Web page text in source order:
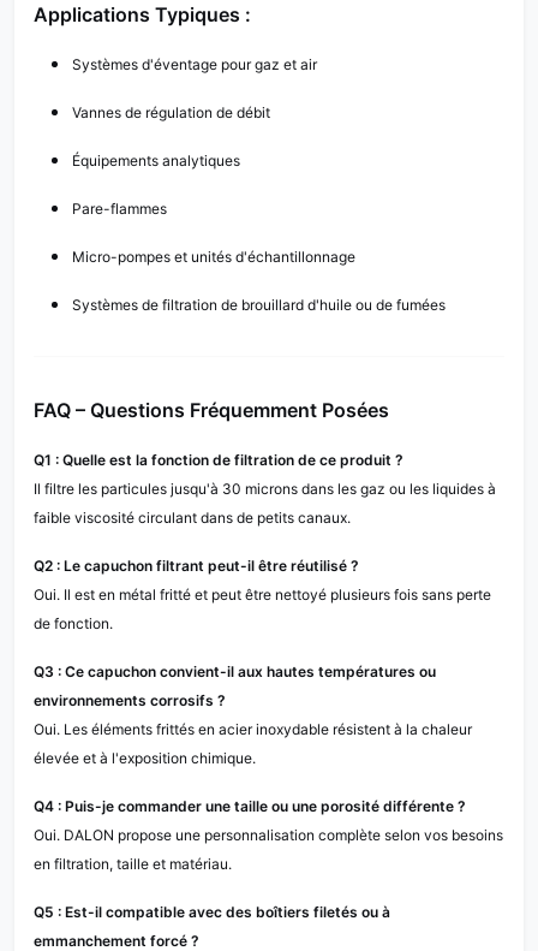
Applications Typiques :
Systèmes d'éventage pour gaz et air
Vannes de régulation de débit
Équipements analytiques
Pare-flammes
Micro-pompes et unités d'échantillonnage
Systèmes de filtration de brouillard d'huile ou de fumées
FAQ – Questions Fréquemment Posées
Q1 : Quelle est la fonction de filtration de ce produit ?
Il filtre les particules jusqu'à 30 microns dans les gaz ou les liquides à
faible viscosité circulant dans de petits canaux.
Q2 : Le capuchon filtrant peut-il être réutilisé ?
Oui. Il est en métal fritté et peut être nettoyé plusieurs fois sans perte
de fonction.
Q3 : Ce capuchon convient-il aux hautes températures ou
environnements corrosifs ?
Oui. Les éléments frittés en acier inoxydable résistent à la chaleur
élevée et à l'exposition chimique.
Q4 : Puis-je commander une taille ou une porosité différente ?
Oui. DALON propose une personnalisation complète selon vos besoins
en filtration, taille et matériau.
Q5 : Est-il compatible avec des boîtiers filetés ou à
emmanchement forcé ?